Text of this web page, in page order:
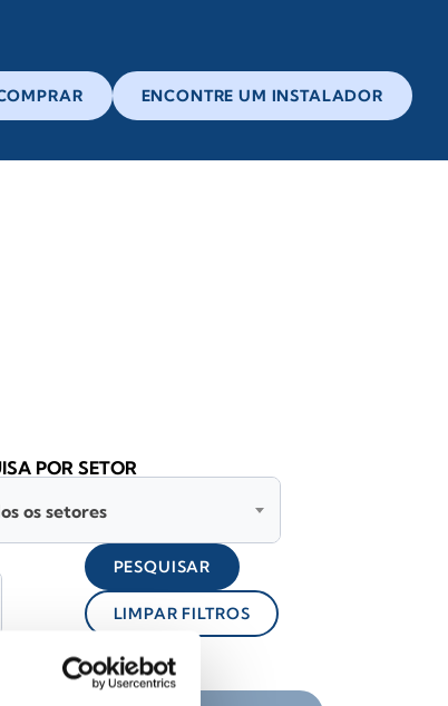
ENCONTRE UM INSTALADOR
POR SETOR
os setores
PESQUISAR
LIMPAR FILTROS